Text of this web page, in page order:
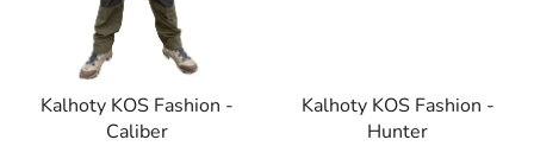
Kalhoty KOS Fashion -
Caliber
Kalhoty KOS Fashion -
Hunter